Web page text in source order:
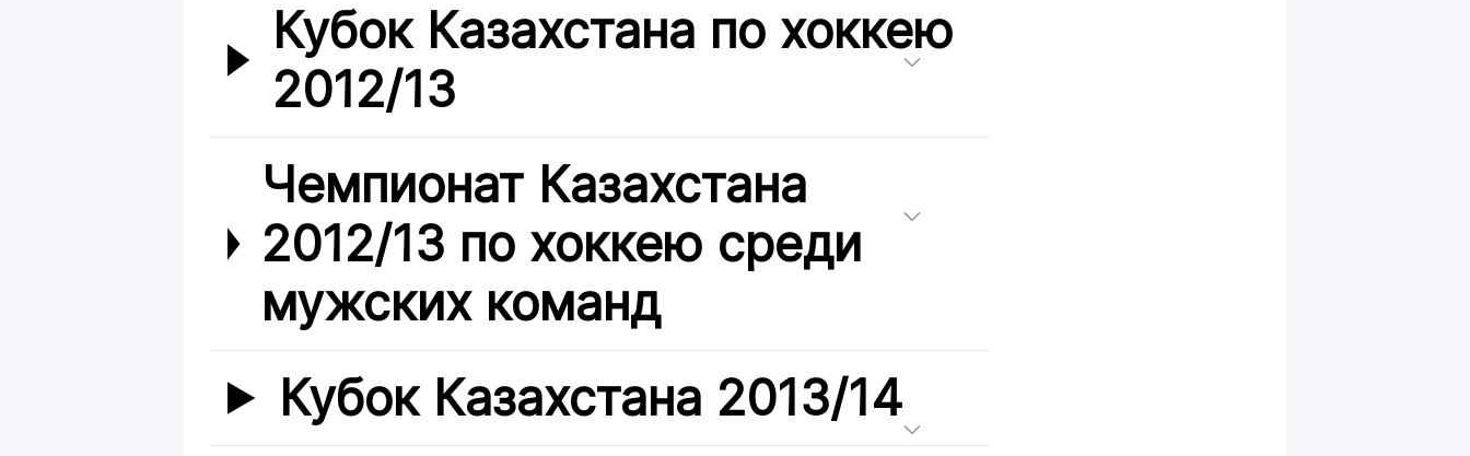
Кубок Казахстана по хоккею
2012/13
Чемпионат Казахстана
2012/13 по хоккею среди
мужских команд
Кубок Казахстана 2013/14